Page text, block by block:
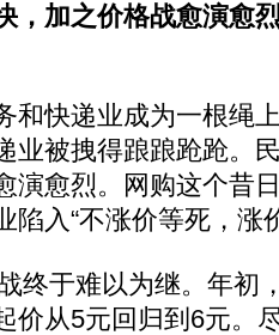
，加之价格战愈演愈
快递业成为一根绳
业被拽得踉踉跄跄。
演愈烈。网购这个昔
陷入“不涨价等死，涨
于难以为继。年初
价从5元回归到6元。